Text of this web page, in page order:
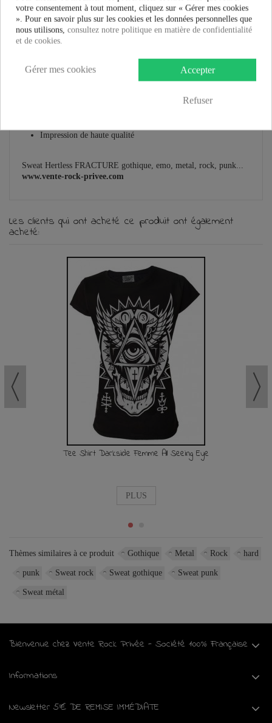
En savoir plus
Fiche technique
Sweat Shirt Heartless Clothing Fracture :
Impression de haute qualité
Sweat Hertless FRACTURE gothique, emo, metal, rock, punk...
www.vente-rock-privee.com
Les clients qui ont acheté ce produit ont également
acheté:
Tee Shirt Darkside Femme All Seeing Eye
PLUS
Thèmes similaires à ce produit Gothique Metal Rock hard
punk Sweat rock Sweat gothique Sweat punk
Sweat métal
Bienvenue chez Vente Rock Privée - Société 100% Française
Informations
Newsletter 5€ DE REMISE IMMÉDIATE
votre consentement à tout moment, cliquez sur « Gérer mes cookies
». Pour en savoir plus sur les cookies et les données personnelles que
nous utilisons, consultez notre politique en matière de confidentialité
et de cookies.
Accepter
Refuser
Gérer mes cookies